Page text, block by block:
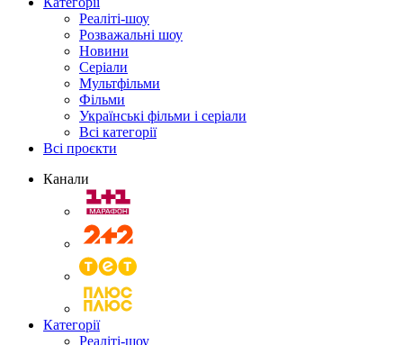
Реаліті-шоу
Розважальні шоу
Новини
Серіали
Мультфільми
Фільми
Українські фільми і серіали
Всі категорії
Всі проєкти
Канали
Категорії
Реаліті-шоу